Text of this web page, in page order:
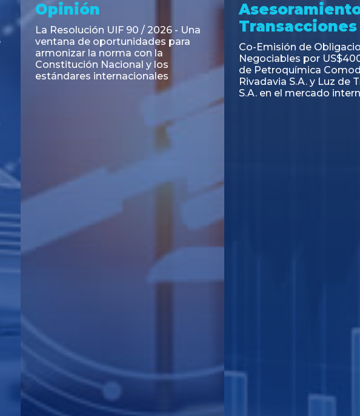
Asesoramiento y
Transacciones
Emisión de Obligaciones
Negociables Clase E de Central
Puerto S.A. por un Valor Nominal
de U$S 98.897.303
Transacciones
PAGBAM asesoró a
autorización para la
de los Certificados de
del Fideicomiso
Inmobiliario "Espacio